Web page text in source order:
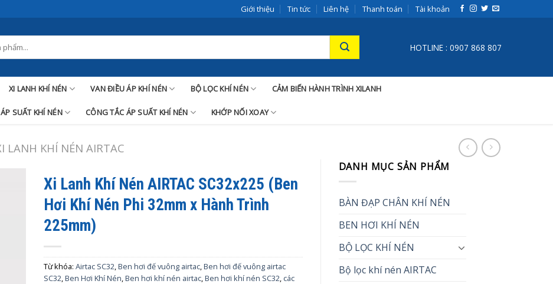
Giới thiệu Tin tức Liên hệ Thanh toán Tài khoản
HOTLINE : 0907 868 807
XI LANH KHÍ NÉN VAN ĐIỀU ÁP KHÍ NÉN BỘ LỌC KHÍ NÉN CẢM BIẾN HÀNH TRÌNH XILANH
SUẤT KHÍ NÉN CÔNG TẮC ÁP SUẤT KHÍ NÉN KHỚP NỐI XOAY
LANH KHÍ NÉN AIRTAC
Xi Lanh Khí Nén AIRTAC SC32x225 (Ben
Hơi Khí Nén Phi 32mm x Hành Trình
225mm)
Từ khóa:Airtac SC32,Ben hơi đế vuông airtac,Ben hơi đế vuông airtac
SC32,Ben Hơi Khí Nén,Ben hơi khí nén airtac,Ben hơi khí nén SC32, các
DANH MỤC SẢN PHẨM
BÀN ĐẠP CHÂN KHÍ NÉN
BEN HƠI KHÍ NÉN
BỘ LỌC KHÍ NÉN
Bộ lọc khí nén AIRTAC